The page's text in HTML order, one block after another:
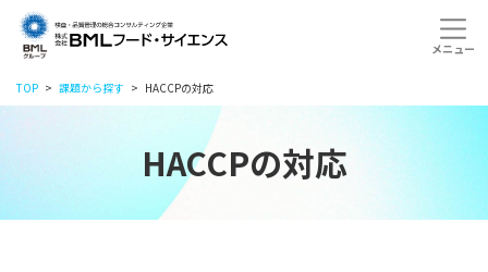
TOP 課題から探す HACCPの対応
HACCPの対応